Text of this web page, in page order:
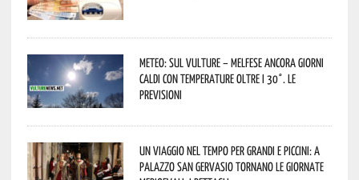
Meteo: sul Vulture – melfese ancora giorni
caldi con temperature oltre i 30°. Le
previsioni
Un viaggio nel tempo per grandi e piccini: a
Palazzo San Gervasio tornano le Giornate